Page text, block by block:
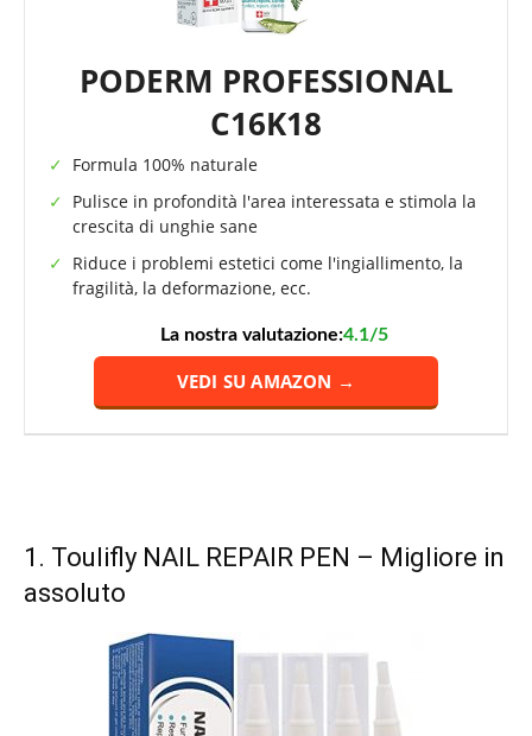
PODERM PROFESSIONAL
C16K18
Formula 100% naturale
Pulisce in profondità l'area interessata e stimola la
crescita di unghie sane
Riduce i problemi estetici come l'ingiallimento, la
fragilità, la deformazione, ecc.
La nostra valutazione:4.1/5
VEDI SU AMAZON →
1. Toulifly NAIL REPAIR PEN – Migliore in
assoluto